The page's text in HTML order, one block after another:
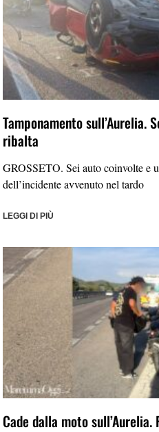
Tamponamento sull’Aurelia.
ribalta
GROSSETO. Sei auto coinvolte e
dell’incidente avvenuto nel tardo
LEGGI DI PIÙ
Cade dalla moto